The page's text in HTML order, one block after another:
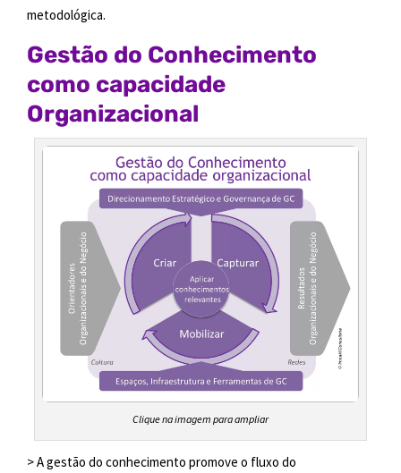
metodológica.
Gestão do Conhecimento
como capacidade
Organizacional
Clique na imagem para ampliar
> A gestão do conhecimento promove o fluxo do